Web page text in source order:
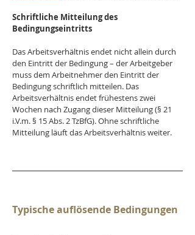
Schriftliche Mitteilung des
Bedingungseintritts
Das Arbeitsverhältnis endet nicht allein durch
den Eintritt der Bedingung – der Arbeitgeber
muss dem Arbeitnehmer den Eintritt der
Bedingung schriftlich mitteilen. Das
Arbeitsverhältnis endet frühestens zwei
Wochen nach Zugang dieser Mitteilung (§ 21
i.V.m. § 15 Abs. 2 TzBfG). Ohne schriftliche
Mitteilung läuft das Arbeitsverhältnis weiter.
Typische auflösende Bedingungen